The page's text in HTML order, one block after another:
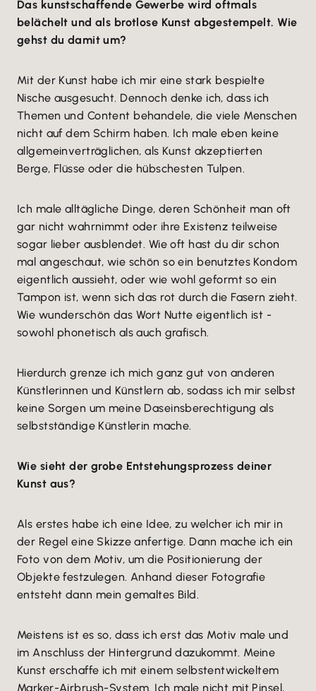
Das kunstschaffende Gewerbe wird oftmals
belächelt und als brotlose Kunst abgestempelt. Wie
gehst du damit um?
Mit der Kunst habe ich mir eine stark bespielte
Nische ausgesucht. Dennoch denke ich, dass ich
Themen und Content behandele, die viele Menschen
nicht auf dem Schirm haben. Ich male eben keine
allgemeinverträglichen, als Kunst akzeptierten
Berge, Flüsse oder die hübschesten Tulpen.
Ich male alltägliche Dinge, deren Schönheit man oft
gar nicht wahrnimmt oder ihre Existenz teilweise
sogar lieber ausblendet. Wie oft hast du dir schon
mal angeschaut, wie schön so ein benutztes Kondom
eigentlich aussieht, oder wie wohl geformt so ein
Tampon ist, wenn sich das rot durch die Fasern zieht.
Wie wunderschön das Wort Nutte eigentlich ist -
sowohl phonetisch als auch grafisch.
Hierdurch grenze ich mich ganz gut von anderen
Künstlerinnen und Künstlern ab, sodass ich mir selbst
keine Sorgen um meine Daseinsberechtigung als
selbstständige Künstlerin mache.
Wie sieht der grobe Entstehungsprozess deiner
Kunst aus?
Als erstes habe ich eine Idee, zu welcher ich mir in
der Regel eine Skizze anfertige. Dann mache ich ein
Foto von dem Motiv, um die Positionierung der
Objekte festzulegen. Anhand dieser Fotografie
entsteht dann mein gemaltes Bild.
Meistens ist es so, dass ich erst das Motiv male und
im Anschluss der Hintergrund dazukommt. Meine
Kunst erschaffe ich mit einem selbstentwickeltem
Marker-Airbrush-System. Ich male nicht mit Pinsel,